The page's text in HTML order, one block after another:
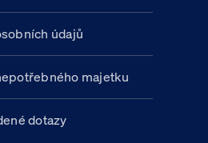
údajů
majetku
dotazy